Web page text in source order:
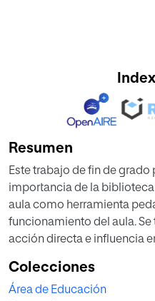
Resumen
Este trabajo de fin de grado
importancia de la
aula como herramienta
funcionamiento del aula.
acción directa e influencia
para ello. Basándose en
proponemos una serie de
Colecciones
Área de Educación